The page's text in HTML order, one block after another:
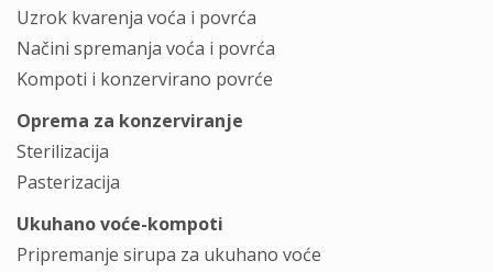
Uzrok kvarenja voća i povrća
Načini spremanja voća i povrća
Kompoti i konzervirano povrće
Oprema za konzerviranje
Sterilizacija
Pasterizacija
Ukuhano voće-kompoti
Pripremanje sirupa za ukuhano voće